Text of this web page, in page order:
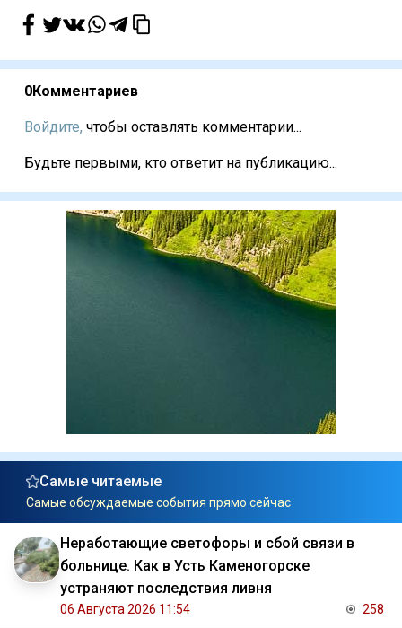
0Комментариев
Войдите, чтобы оставлять комментарии...
Будьте первыми, кто ответит на публикацию...
Самые читаемые
Самые обсуждаемые события прямо сейчас
Неработающие светофоры и сбой связи в
больнице. Как в Усть Каменогорске
устраняют последствия ливня
06 Августа 2026 11:54 258